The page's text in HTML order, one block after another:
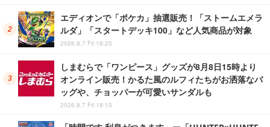
エディオンで「ポケカ」抽選販売！「ストームエメラ
ルダ」「スタートデッキ100」など人気商品が対象
2026.8.7 Fri 16:25
しまむらで「ワンピース」グッズが8月8日15時より
オンライン販売！かるた風のルフィたちがお洒落なバ
ッグや、チョッパーが可愛いサンダルも
2026.8.7 Fri 18:15